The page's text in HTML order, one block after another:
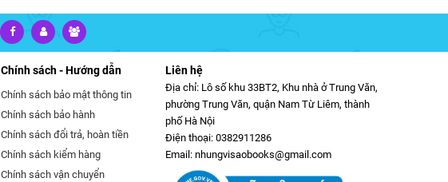
Chính sách - Hướng dẫn
Chính sách bảo mật thông tin
Chính sách bảo hành
Chính sách đổi trả, hoàn tiền
Chính sách kiểm hàng
Chính sách vận chuyển
Liên hệ
Địa chỉ: Lô số khu 33BT2, Khu nhà ở Trung Văn,
phường Trung Văn, quận Nam Từ Liêm, thành
phố Hà Nội
Điện thoại: 0382911286
Email: nhungvisaobooks@gmail.com